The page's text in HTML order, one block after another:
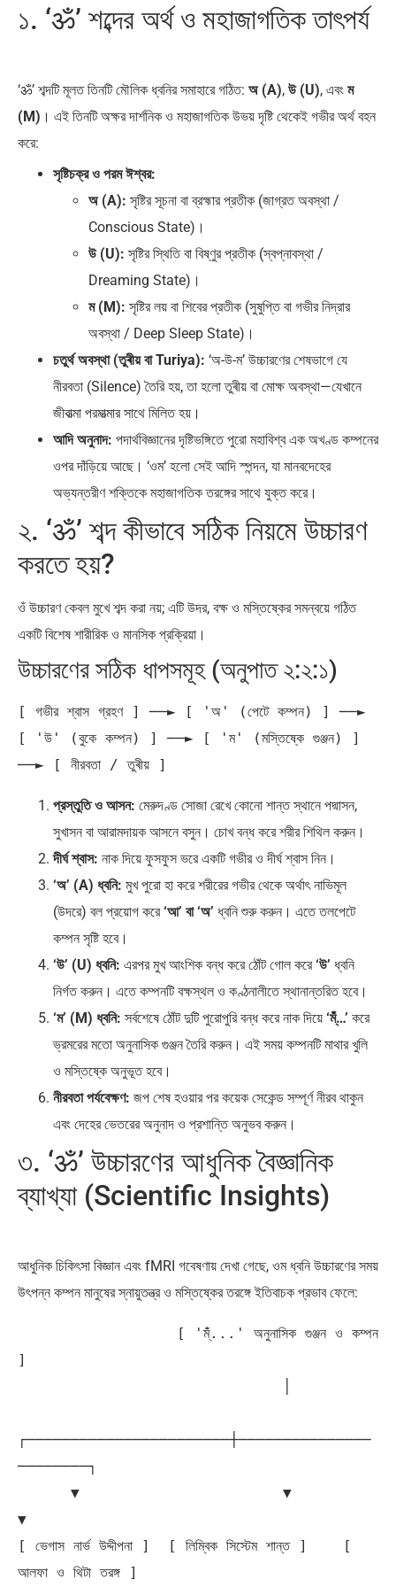
১. ‘ॐ’ শব্দের অর্থ ও মহাজাগতিক তাৎপর্য
‘ॐ’ শব্দটি মূলত তিনটি মৌলিক ধ্বনির সমাহারে গঠিত: অ (A), উ (U), এবং ম
(M) । এই তিনটি অক্ষর দার্শনিক ও মহাজাগতিক উভয় দৃষ্টি থেকেই গভীর অর্থ বহন
করে:
সৃষ্টিচক্র ও পরম ঈশ্বর:
অ (A): সৃষ্টির সূচনা বা ব্রহ্মার প্রতীক (জাগ্রত অবস্থা /
Conscious State)।
উ (U): সৃষ্টির স্থিতি বা বিষ্ণুর প্রতীক (স্বপ্নাবস্থা /
Dreaming State)।
ম (M): সৃষ্টির লয় বা শিবের প্রতীক (সুষুপ্তি বা গভীর নিদ্রার
অবস্থা / Deep Sleep State)।
চতুর্থ অবস্থা (তুৰীয় বা Turiya): ‘অ-উ-ম’ উচ্চারণের শেষভাগে যে
নীরবতা (Silence) তৈরি হয়, তা হলো তুৰীয় বা মোক্ষ অবস্থা—যেখানে
জীবাত্মা পরমাত্মার সাথে মিলিত হয়।
আদি অনুনাদ: পদার্থবিজ্ঞানের দৃষ্টিভঙ্গিতে পুরো মহাবিশ্ব এক অখণ্ড কম্পনের
ওপর দাঁড়িয়ে আছে। ‘ওম’ হলো সেই আদি স্পন্দন, যা মানবদেহের
অভ্যন্তরীণ শক্তিকে মহাজাগতিক তরঙ্গের সাথে যুক্ত করে।
২. ‘ॐ’ শব্দ কীভাবে সঠিক নিয়মে উচ্চারণ
করতে হয়?
ওঁ উচ্চারণ কেবল মুখে শব্দ করা নয়; এটি উদর, বক্ষ ও মস্তিষ্কের সমন্বয়ে গঠিত
একটি বিশেষ শারীরিক ও মানসিক প্রক্রিয়া।
উচ্চারণের সঠিক ধাপসমূহ (অনুপাত ২:২:১)
[ গভীর শ্বাস গ্রহণ ] ──► [ 'অ' (পেটে কম্পন) ] ──►
[ 'উ' (বুকে কম্পন) ] ──► [ 'ম' (মস্তিষ্কে গুঞ্জন) ]
প্রস্তুতি ও আসন: মেরুদণ্ড সোজা রেখে কোনো শান্ত স্থানে পদ্মাসন,
সুখাসন বা আরামদায়ক আসনে বসুন। চোখ বন্ধ করে শরীর শিথিল করুন।
দীর্ঘ শ্বাস: নাক দিয়ে ফুসফুস ভরে একটি গভীর ও দীর্ঘ শ্বাস নিন।
‘অ’ (A) ধ্বনি: মুখ পুরো হা করে শরীরের গভীর থেকে অর্থাৎ নাভিমূল
(উদরে) বল প্রয়োগ করে‘আ’ বা ‘অ’ ধ্বনি শুরু করুন। এতে তলপেটে
কম্পন সৃষ্টি হবে।
‘উ’ (U) ধ্বনি: এরপর মুখ আংশিক বন্ধ করে ঠোঁট গোল করে‘উ’ ধ্বনি
নির্গত করুন। এতে কম্পনটি বক্ষস্থল ও কণ্ঠনালীতে স্থানান্তরিত হবে।
‘ম’ (M) ধ্বনি: সর্বশেষে ঠোঁট দুটি পুরোপুরি বন্ধ করে নাক দিয়ে ‘ম্ঁঁ…’ করে
ভ্রমরের মতো অনুনাসিক গুঞ্জন তৈরি করুন। এই সময় কম্পনটি মাথার খুলি
ও মস্তিষ্কে অনুভূত হবে।
নীরবতা পর্যবেক্ষণ: জপ শেষ হওয়ার পর কয়েক সেকেন্ড সম্পূর্ণ নীরব থাকুন
এবং দেহের ভেতরের অনুনাদ ও প্রশান্তি অনুভব করুন।
৩. ‘ॐ’ উচ্চারণের আধুনিক বৈজ্ঞানিক
ব্যাখ্যা (Scientific Insights)
আধুনিক চিকিৎসা বিজ্ঞান এবং fMRI গবেষণায় দেখা গেছে, ওম ধ্বনি উচ্চারণের সময়
উৎপন্ন কম্পন মানুষের স্নায়ুতন্ত্র ও মস্তিষ্কের তরঙ্গে ইতিবাচক প্রভাব ফেলে:
]
┌───────────────────────┼───────────────
────────┐
▼
[ ভেগাস নার্ভ উদ্দীপনা ]  [ লিম্বিক সিস্টেম শান্ত ]    [
আলফা ও থিটা তরঙ্গ ]